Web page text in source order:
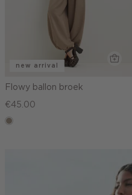
new arrival
Flowy ballon broek
€45.00
taupe,